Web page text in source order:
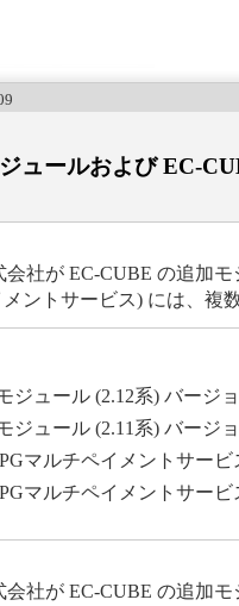
ュールおよび EC-
社が EC-CUBE の追加
ントサービス) には、複
ジュール (2.12系) バージ
ジュール (2.11系) バージ
マルチペイメントサー
マルチペイメントサー
社が EC-CUBE の追加